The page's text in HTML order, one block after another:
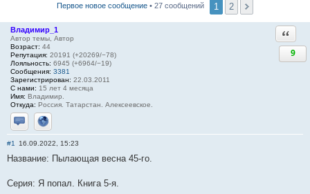
Первое новое сообщение • 27 сообщений 1 2
Владимир_1
Автор темы, Автор
Возраст: 44
Репутация: 20191 (+20269/−78)
Лояльность: 6945 (+6964/−19)
Сообщения: 3381
Зарегистрирован: 22.03.2011
С нами: 15 лет 4 месяца
Имя: Владимир.
Откуда: Россия. Татарстан. Алексеевское.
Отправить личное сообщение
Сайт
9
#1 16.09.2022, 15:23
Название: Пылающая весна 45-го.
Серия: Я попал. Книга 5-я.